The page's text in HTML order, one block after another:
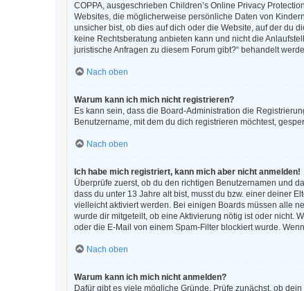
COPPA, ausgeschrieben Children’s Online Privacy
Websites, die möglicherweise persönliche Daten von
unsicher bist, ob dies auf dich oder die Website, auf der du
keine Rechtsberatung anbieten kann und nicht die
juristische Anfragen zu diesem Forum gibt?“ behandelt
Nach oben
Warum kann ich mich nicht registrieren?
Es kann sein, dass die Board-Administration die
Benutzername, mit dem du dich registrieren möchtest,
Nach oben
Ich habe mich registriert, kann mich aber nicht anmelden!
Überprüfe zuerst, ob du den richtigen Benutzernamen und
dass du unter 13 Jahre alt bist, musst du bzw. einer deiner
vielleicht aktiviert werden. Bei einigen Boards müssen alle
wurde dir mitgeteilt, ob eine Aktivierung nötig ist oder nicht.
oder die E-Mail von einem Spam-Filter blockiert wurde.
Nach oben
Warum kann ich mich nicht anmelden?
Dafür gibt es viele mögliche Gründe. Prüfe zunächst, ob